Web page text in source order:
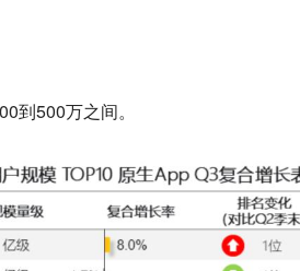
到500万之间。